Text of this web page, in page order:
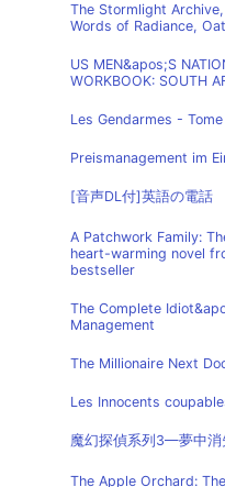
The Stormlight
Words of Radiance,
US MEN&apos;S
WORKBOOK: SOUTH
Les Gendarmes -
Preismanagement im
[音声DL付]英語の電話
A Patchwork Family:
heart-warming novel
bestseller
The Complete
Management
The Millionaire Next
Les Innocents
魔幻探偵系列3—夢中消
The Apple Orchard: